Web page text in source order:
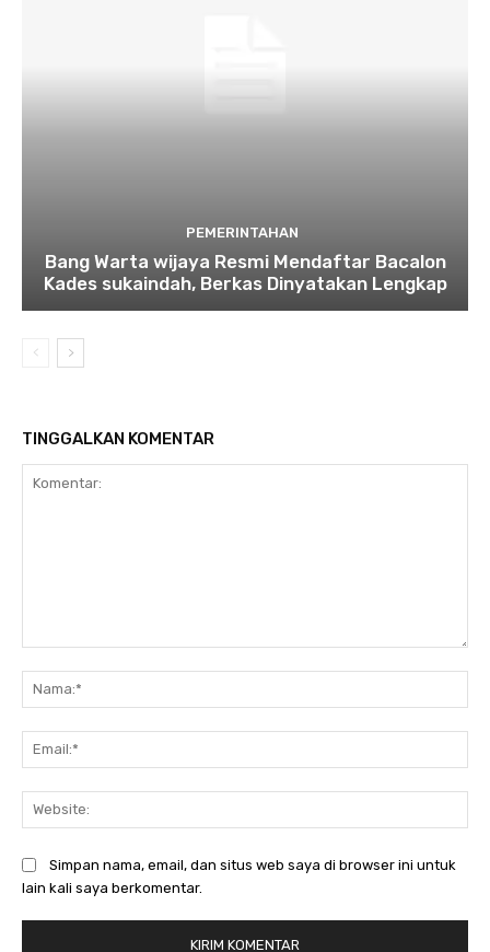
PEMERINTAHAN
Bang Warta wijaya Resmi Mendaftar Bacalon
Kades sukaindah, Berkas Dinyatakan Lengkap
TINGGALKAN KOMENTAR
Simpan nama, email, dan situs web saya di browser ini untuk
lain kali saya berkomentar.